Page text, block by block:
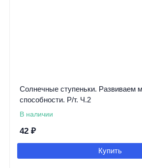
Солнечные ступеньки. Развиваем
способности. Р/т. Ч.2
В наличии
42 ₽
Купить